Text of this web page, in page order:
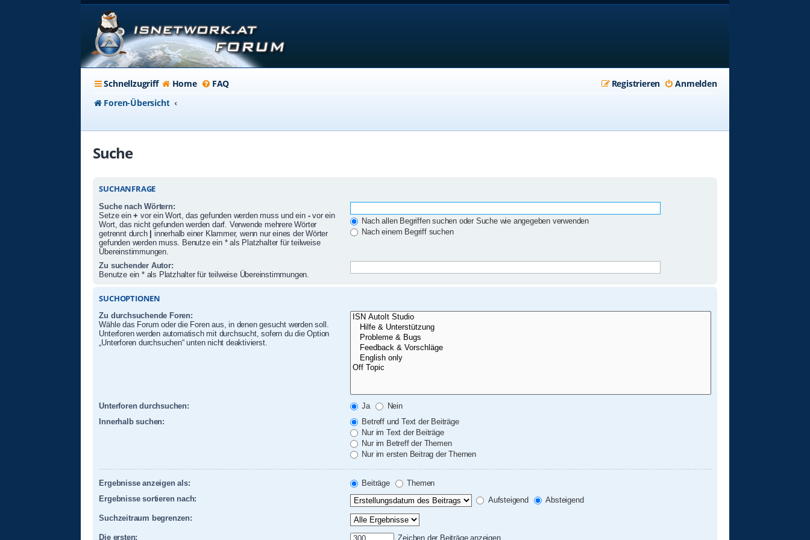
Schnellzugriff Home FAQ Anmelden
Registrieren
Foren-Übersicht
Suche
SUCHANFRAGE
Suche nach Wörtern:
Setze ein+ vor ein Wort, das gefunden werden muss und ein -vor ein
Wort, das nicht gefunden werden darf. Verwende mehrere Wörter
getrennt durch | innerhalb einer Klammer, wenn nur eines der Wörter
gefunden werden muss. Benutze ein * als Platzhalter für teilweise
Übereinstimmungen.
Nach allen Begriffen suchen oder Suche wie angegeben verwenden
Nach einem Begriff suchen
Zu suchender Autor:
Benutze ein * als Platzhalter für teilweise Übereinstimmungen.
SUCHOPTIONEN
Zu durchsuchende Foren:
Wähle das Forum oder die Foren aus, in denen gesucht werden soll.
Unterforen werden automatisch mit durchsucht, sofern du die Option
„Unterforen durchsuchen“ unten nicht deaktivierst.
Unterforen durchsuchen: Ja
Nein
Innerhalb suchen:
Betreff und Text der Beiträge
Nur im Text der Beiträge
Nur im Betreff der Themen
Nur im ersten Beitrag der Themen
Ergebnisse anzeigen als: Beiträge
Themen
Ergebnisse sortieren nach:
Aufsteigend Absteigend
Suchzeitraum begrenzen:
Die ersten: Zeichen der Beiträge anzeigen